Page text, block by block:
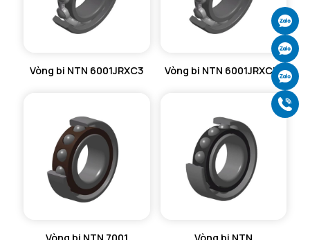
Vòng bi NTN 6001JRXC3 Vòng bi NTN 6001JRXCM